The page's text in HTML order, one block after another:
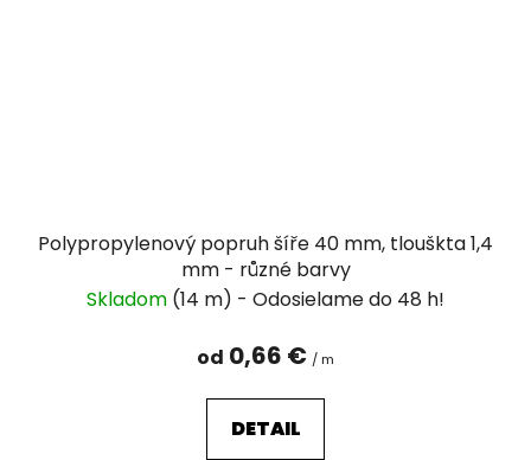
Polypropylenový popruh šíře 40 mm, tlouškta 1,4
mm - různé barvy
Skladom (14 m)
od 0,66 € / m
DETAIL